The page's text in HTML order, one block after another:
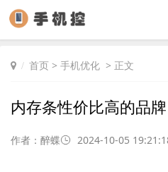
首页 > 手机优化 > 正文
内存条性价比高的品牌
作者：醉蝶 2024-10-05